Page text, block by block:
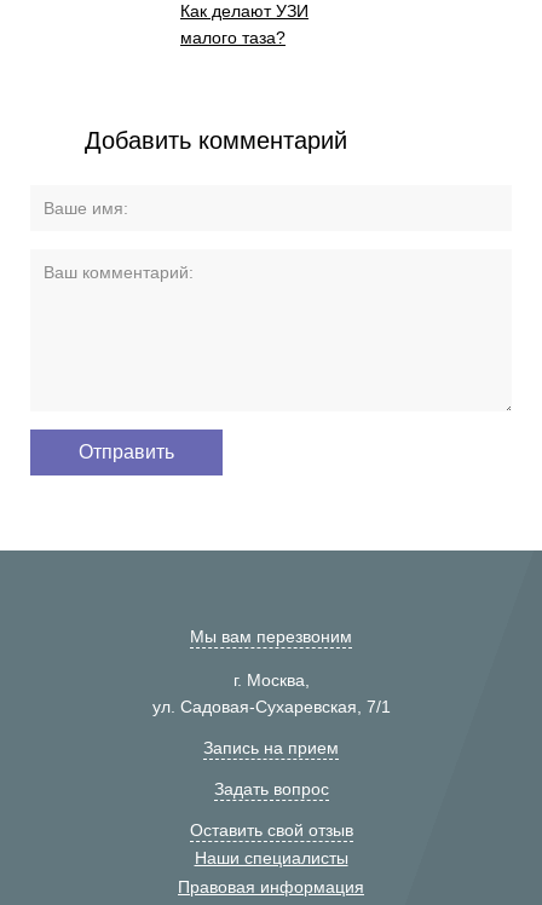
Как делают УЗИ
малого таза?
Добавить комментарий
Мы вам перезвоним
г. Москва,
ул. Садовая-Сухаревская, 7/1
Запись на прием
Задать вопрос
Оставить свой отзыв
Наши специалисты
Правовая информация